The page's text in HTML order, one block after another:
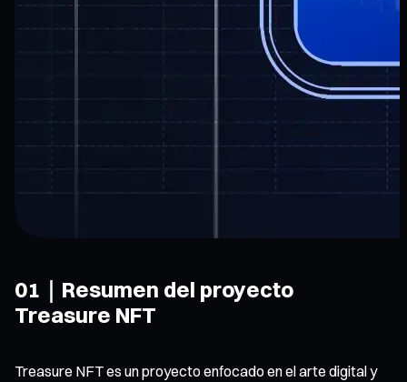
01｜Resumen del proyecto
Treasure NFT
Treasure NFT es un proyecto enfocado en el arte digital y